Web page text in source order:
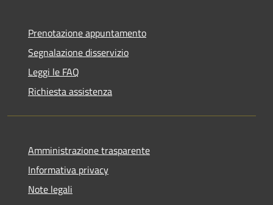
Prenotazione appuntamento
Segnalazione disservizio
Leggi le FAQ
Richiesta assistenza
Amministrazione trasparente
Informativa privacy
Note legali